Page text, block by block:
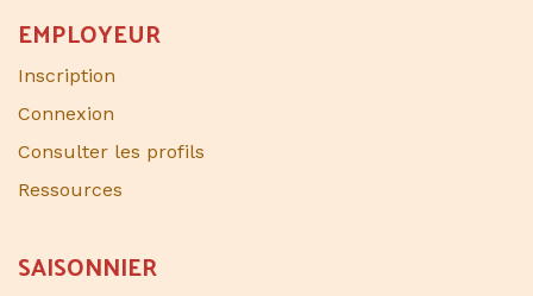
EMPLOYEUR
Inscription
Connexion
Consulter les profils
Ressources
SAISONNIER​